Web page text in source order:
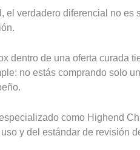
el verdadero diferencial no
dentro de una oferta curada
no estás comprando solo
como Highend
y del estándar de revisión